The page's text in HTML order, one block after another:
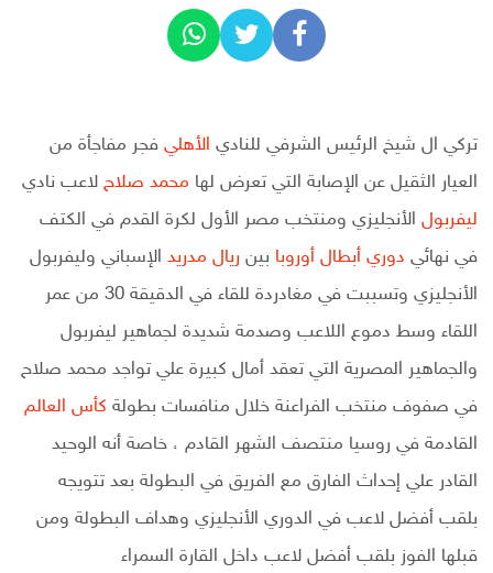
تركي ال شيخ الرئيس الشرفي للنادي الأهلي فجر مفاجأة من
العيار الثقيل عن الإصابة التي تعرض لها محمد صلاح لاعب نادي
ليفربول الأنجليزي ومنتخب مصر الأول لكرة القدم في الكتف
في نهائي دوري أبطال أوروبا بين ريال مدريد الإسباني وليفربول
الأنجليزي وتسببت في مغادردة للقاء في الدقيقة 30 من عمر
اللقاء وسط دموع اللاعب وصدمة شديدة لجماهير ليفربول
والجماهير المصرية التي تعقد أمال كبيرة علي تواجد محمد صلاح
في صفوف منتخب الفراعنة خلال منافسات بطولة كأس العالم
القادمة في روسيا منتصف الشهر القادم ، خاصة أنه الوحيد
القادر علي إحداث الفارق مع الفريق في البطولة بعد تتويجه
بلقب أفضل لاعب في الدوري الأنجليزي وهداف البطولة ومن
قبلها الفوز بلقب أفضل لاعب داخل القارة السمراء